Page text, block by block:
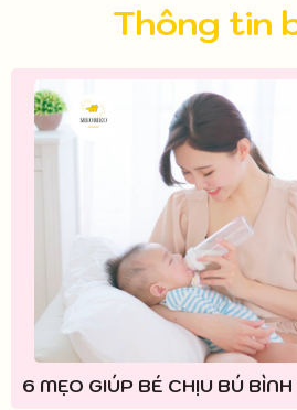
Thông tin
6 MẸO GIÚP BÉ CHỊU BÚ